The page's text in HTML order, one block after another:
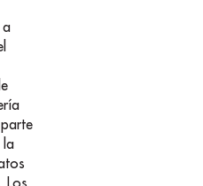
a
la
Los